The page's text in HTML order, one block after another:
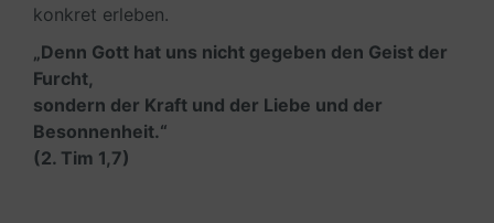
konkret erleben.
„Denn Gott hat uns nicht gegeben den Geist der
Furcht,
sondern der Kraft und der Liebe und der
Besonnenheit.“
(2. Tim 1,7)